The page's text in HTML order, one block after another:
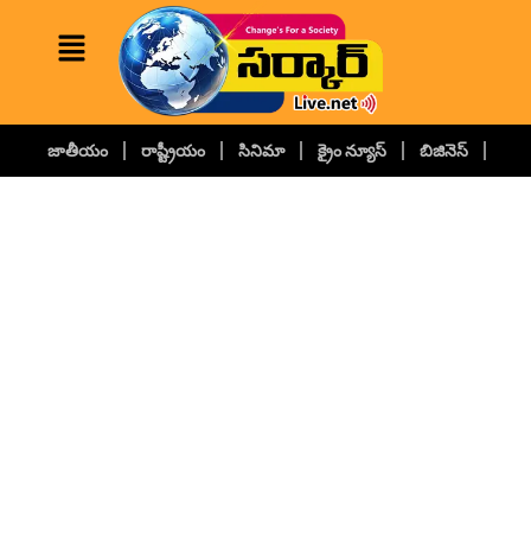
జాతీయం రాష్ట్రీయం సినిమా క్రైం న్యూస్ బిజినెస్